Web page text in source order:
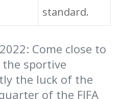
standard.
Come close to
sportive
the luck of the
of the FIFA